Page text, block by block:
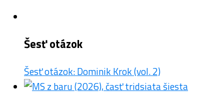
Šesť otázok
Šesť otázok: Dominik Krok (vol. 2)